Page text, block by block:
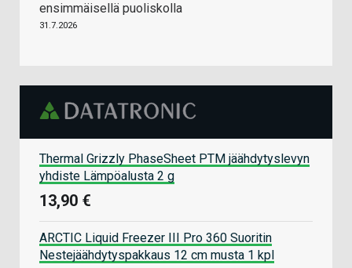
ensimmäisellä puoliskolla
31.7.2026
Thermal Grizzly PhaseSheet PTM jäähdytyslevyn
yhdiste Lämpöalusta 2 g
13,90 €
ARCTIC Liquid Freezer III Pro 360 Suoritin
Nestejäähdytyspakkaus 12 cm musta 1 kpl